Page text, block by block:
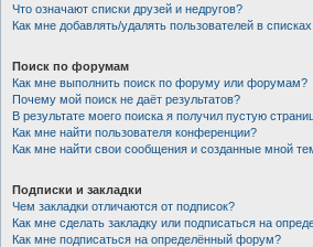
Что означают списки друзей и недругов?
Как мне добавлять/удалять пользователей в
Поиск по форумам
Как мне выполнить поиск по форуму или форумам?
Почему мой поиск не даёт результатов?
В результате моего поиска я получил пустую
Как мне найти пользователя конференции?
Как мне найти свои сообщения и созданные мной
Подписки и закладки
Чем закладки отличаются от подписок?
Как мне сделать закладку или подписаться на
Как мне подписаться на определённый форум?